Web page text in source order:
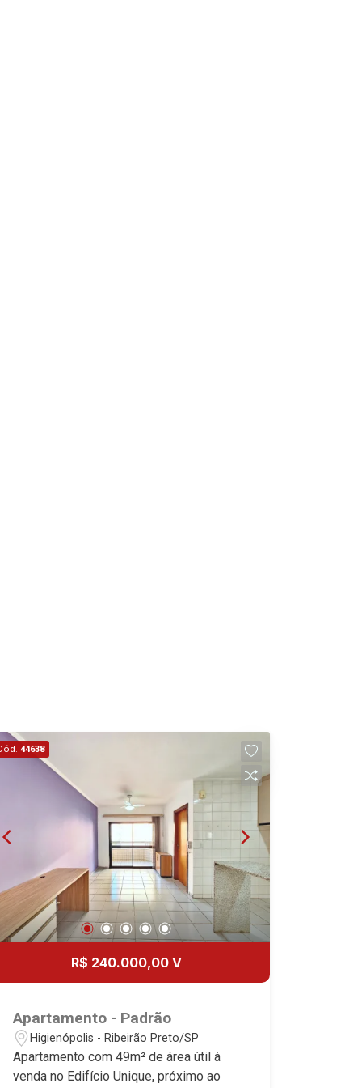
44638
R$ 240.000,00 V
Apartamento - Padrão
Higienópolis - Ribeirão Preto/SP
Apartamento com 49m² de área útil à
venda no Edifício Unique, próximo ao